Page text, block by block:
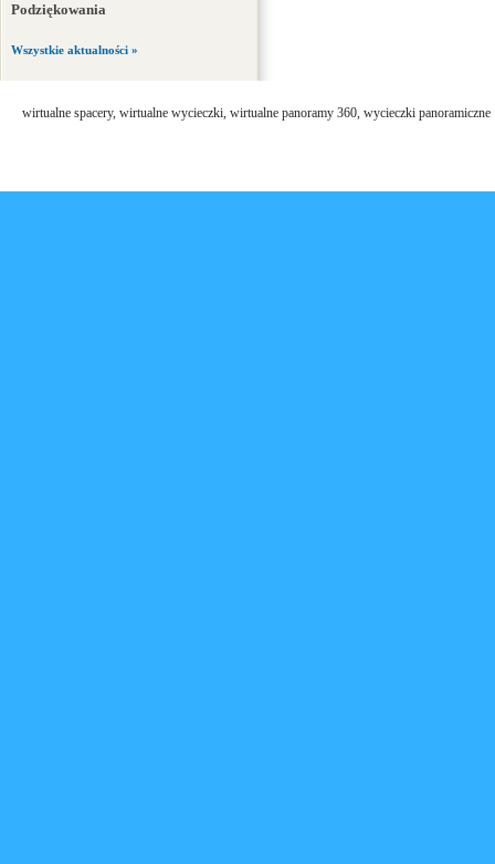
Podziękowania
Wszystkie aktualności »
wirtualne spacery, wirtualne wycieczki, wirtualne panoramy 360, wycieczki panoramiczne